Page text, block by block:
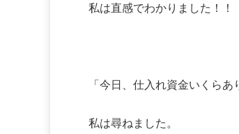
私は直感でわかりました！！
「今日、仕入れ資金いくらあ
私は尋ねました。